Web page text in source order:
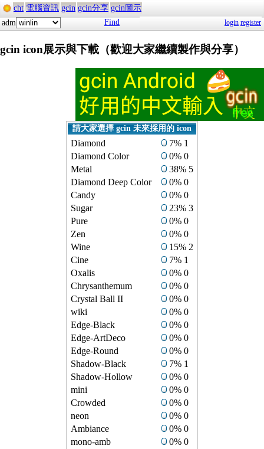
cht 電腦資訊 gcin gcin分享 gcin圖示
adm
Find login register
gcin icon展示與下載（歡迎大家繼續製作與分享）
請大家選擇 gcin 未來採用的 icon
Diamond
7% 1
Diamond Color
0% 0
Metal
38% 5
Diamond Deep Color
0% 0
Candy
0% 0
Sugar
23% 3
Pure
0% 0
Zen
0% 0
Wine
15% 2
Cine
7% 1
Oxalis
0% 0
Chrysanthemum
0% 0
Crystal Ball II
0% 0
wiki
0% 0
Edge-Black
0% 0
Edge-ArtDeco
0% 0
Edge-Round
0% 0
Shadow-Black
7% 1
Shadow-Hollow
0% 0
mini
0% 0
Crowded
0% 0
neon
0% 0
Ambiance
0% 0
mono-amb
0% 0